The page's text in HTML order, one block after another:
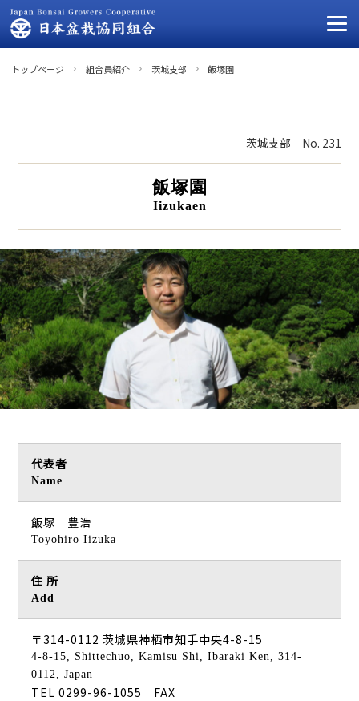
トップページ 組合員紹介 茨城支部 飯塚園
茨城支部 No. 231
飯塚園
Iizukaen
代表者
Name
飯塚 豊浩
Toyohiro Iizuka
住 所
Add
〒314-0112 茨城県神栖市知手中央4-8-15
4-8-15, Shittechuo, Kamisu Shi, Ibaraki Ken, 314-
0112, Japan
TEL 0299-96-1055 FAX